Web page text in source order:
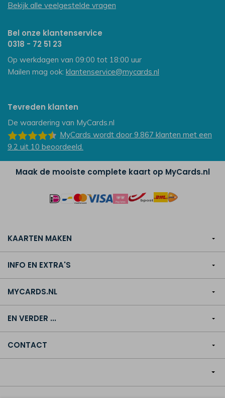
Bekijk alle veelgestelde vragen
Bel onze klantenservice
0318 - 72 51 23
Op werkdagen van 09:00 tot 18:00 uur
Mailen mag ook: klantenservice@mycards.nl
Tevreden klanten
De waardering van MyCards.nl
MyCards wordt door 9.867 klanten met een
9.2 uit 10 beoordeeld.
Maak de mooiste complete kaart op MyCards.nl
KAARTEN MAKEN
INFO EN EXTRA'S
MYCARDS.NL
EN VERDER ...
CONTACT